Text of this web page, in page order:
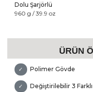
Dolu Şarjörlü
960 g / 39.9 oz
ÜRÜN
✓ Polimer Gövde
✓
Değiştirilebilir 3 Farklı